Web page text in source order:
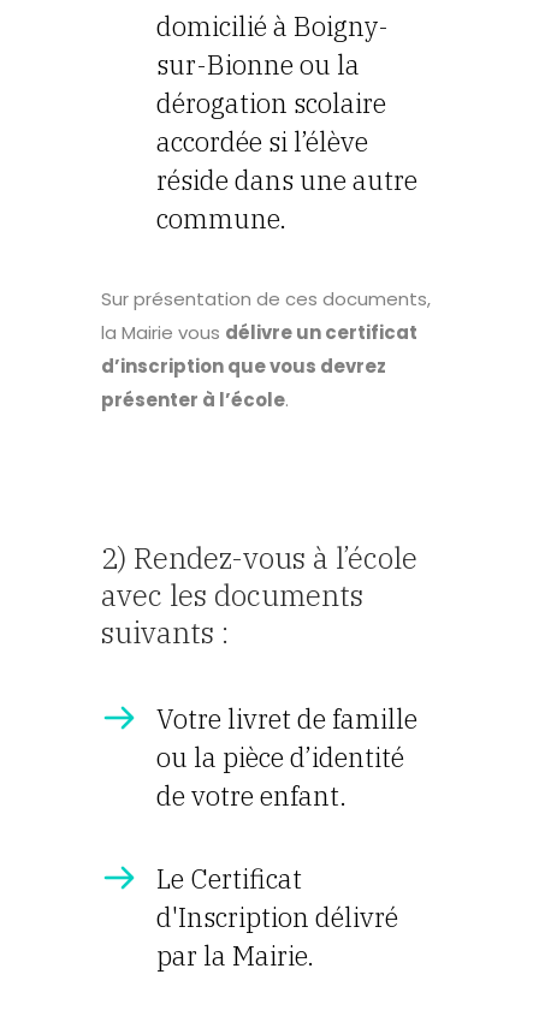
domicilié à Boigny-
sur-Bionne ou la
dérogation scolaire
accordée si l’élève
réside dans une autre
commune.
Sur présentation de ces documents,
la Mairie vous délivre un certificat
d’inscription que vous devrez
présenter à l’école.
2) Rendez-vous à l’école
avec les documents
suivants :
Votre livret de famille
ou la pièce d’identité
de votre enfant.
Le Certificat
d'Inscription délivré
par la Mairie.